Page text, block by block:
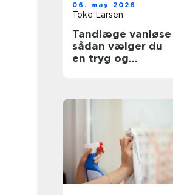
06. may 2026
Toke Larsen
Tandlæge vanløse
sådan vælger du
en tryg og